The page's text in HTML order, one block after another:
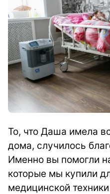
То, что Даша имела
дома, случилось
Именно вы помогли
которые мы купили
медицинской